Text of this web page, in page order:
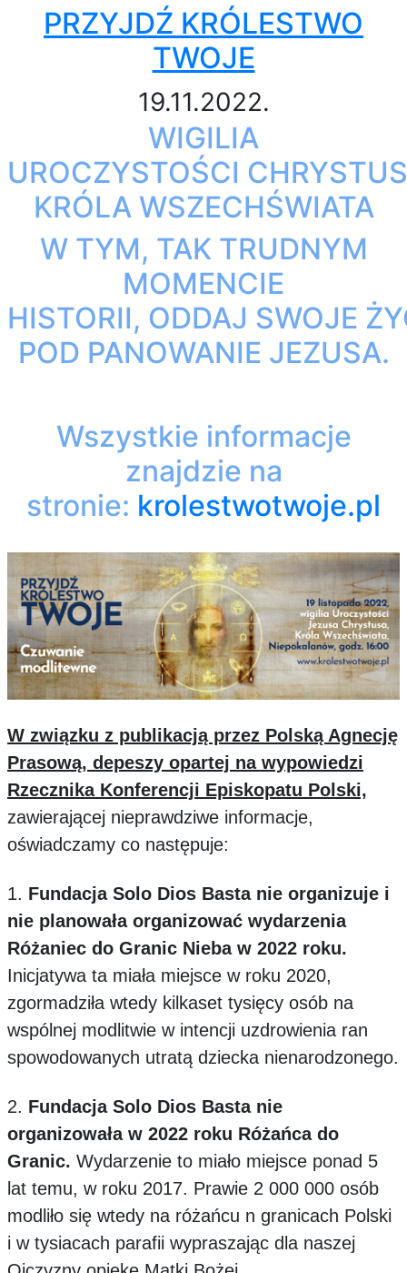
PRZYJDŹ KRÓLESTWO
TWOJE
19.11.2022.
WIGILIA
UROCZYSTOŚCI
KRÓLA WSZECHŚWIATA
W TYM, TAK TRUDNYM
MOMENCIE
HISTORII, ODDAJ SWOJE
POD PANOWANIE JEZUSA.
Wszystkie informacje
znajdzie na
stronie: krolestwotwoje.pl
W związku z publikacją przez Polską Agnecję
Prasową, depeszy opartej na wypowiedzi
Rzecznika Konferencji Episkopatu Polski,
zawierającej nieprawdziwe informacje,
oświadczamy co następuje:
1. Fundacja Solo Dios Basta nie organizuje i
nie planowała organizować wydarzenia
Różaniec do Granic Nieba w 2022 roku.
Inicjatywa ta miała miejsce w roku 2020,
zgormadziła wtedy kilkaset tysięcy osób na
wspólnej modlitwie w intencji uzdrowienia ran
spowodowanych utratą dziecka nienarodzonego.
2. Fundacja Solo Dios Basta nie
organizowała w 2022 roku Różańca do
Granic. Wydarzenie to miało miejsce ponad 5
lat temu, w roku 2017. Prawie 2 000 000 osób
modliło się wtedy na różańcu n granicach Polski
i w tysiacach parafii wypraszając dla naszej